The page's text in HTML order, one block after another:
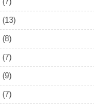
(13)
(8)
(7)
(9)
(7)